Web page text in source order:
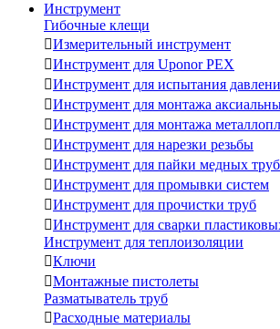
Инструмент
Гибочные клещи
Измерительный инструмент
Инструмент для Uponor PEX
Инструмент для испытания
Инструмент для монтажа
Инструмент для монтажа
Инструмент для нарезки резьбы
Инструмент для пайки медных труб
Инструмент для промывки систем
Инструмент для прочистки труб
Инструмент для сварки
Инструмент для теплоизоляции
Ключи
Монтажные пистолеты
Разматыватель труб
Расходные материалы